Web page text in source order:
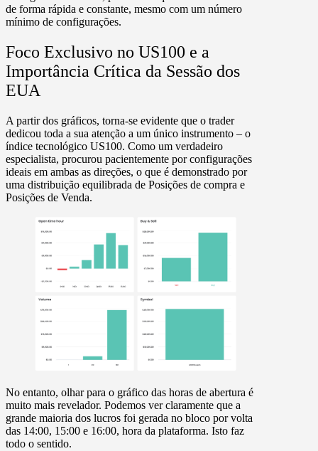
de forma rápida e constante, mesmo com um número
mínimo de configurações.
Foco Exclusivo no US100 e a
Importância Crítica da Sessão dos
EUA
A partir dos gráficos, torna-se evidente que o trader
dedicou toda a sua atenção a um único instrumento – o
índice tecnológico US100. Como um verdadeiro
especialista, procurou pacientemente por configurações
ideais em ambas as direções, o que é demonstrado por
uma distribuição equilibrada de Posições de compra e
Posições de Venda.
No entanto, olhar para o gráfico das horas de abertura é
muito mais revelador. Podemos ver claramente que a
grande maioria dos lucros foi gerada no bloco por volta
das 14:00, 15:00 e 16:00, hora da plataforma. Isto faz
todo o sentido.